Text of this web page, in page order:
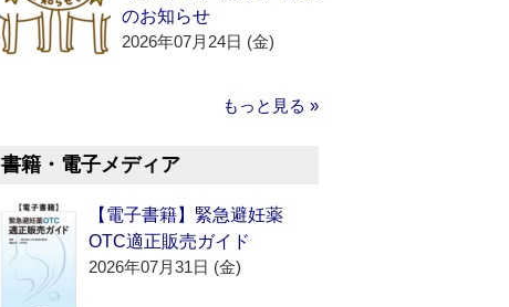
のお知らせ
2026年07月24日 (金)
もっと見る »
書籍・電子メディア
【電子書籍】緊急避妊薬
OTC適正販売ガイド
2026年07月31日 (金)